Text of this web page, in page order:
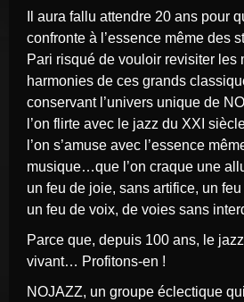
confronte à l’essence même des
Pari risqué de vouloir revisiter les
harmonies de ces grands
conservant l’univers unique de
l’on flirte avec le jazz du XXI
l’on s’amuse avec l’essence
musique…que l’on craque une
un feu de joie, sans artifice, un
un feu de voix, de voies sans
Parce que, depuis 100 ans, le jazz est toujours
vivant… Profitons-en !
NOJAZZ, un groupe éclectique qui refuse de se laisser